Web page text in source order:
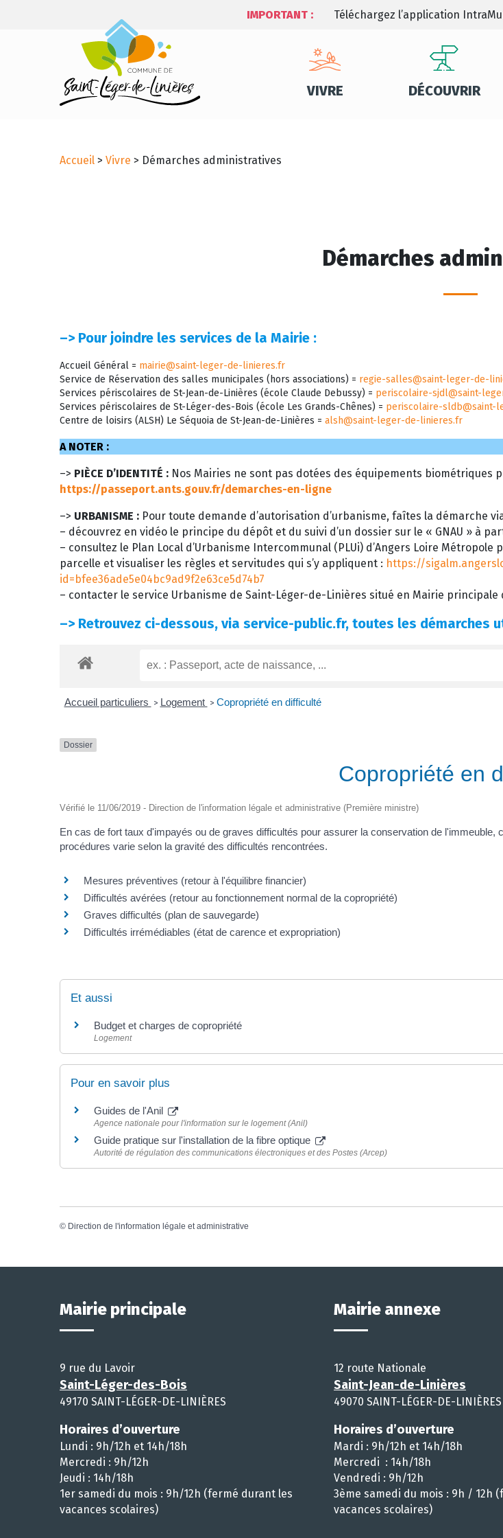
IMPORTANT : Téléchargez l’application
VIVRE DÉCOUVRIR
Accueil > Vivre > Démarches administratives
Démarches
–> Pour joindre les services de la Mairie :
Accueil Général = mairie@saint-leger-de-linieres.fr
Service de Réservation des salles municipales (hors associations) = regie-salles@saint-leger-de-
Services périscolaires de St-Jean-de-Linières (école Claude Debussy) = periscolaire-sjdl@saint-
Services périscolaires de St-Léger-des-Bois (école Les Grands-Chênes) = periscolaire-sldb@saint-
Centre de loisirs (ALSH) Le Séquoia de St-Jean-de-Linières = alsh@saint-leger-de-linieres.fr
A NOTER :
–> PIÈCE D’IDENTITÉ : Nos Mairies ne sont pas dotées des équipements biométriques
https://passeport.ants.gouv.fr/demarches-en-ligne
–> URBANISME : Pour toute demande d’autorisation d’urbanisme, faîtes la démarche via
– découvrez en vidéo le principe du dépôt et du suivi d’un dossier sur le « GNAU » à
– consultez le Plan Local d’Urbanisme Intercommunal (PLUi) d’Angers Loire
parcelle et visualiser les règles et servitudes qui s’y appliquent : https://
id=bfee36ade5e04bc9ad9f2e63ce5d74b7
– contacter le service Urbanisme de Saint-Léger-de-Linières situé en Mairie principale
–> Retrouvez ci-dessous, via service-public.fr, toutes les démarches
Accueil particuliers > Logement > Copropriété en difficulté
Dossier
Copropriété en
Vérifié le 11/06/2019 - Direction de l'information légale et administrative (Première ministre)
En cas de fort taux d'impayés ou de graves difficultés pour assurer la conservation de
procédures varie selon la gravité des difficultés rencontrées.
Mesures préventives (retour à l'équilibre financier)
Difficultés avérées (retour au fonctionnement normal de la copropriété)
Graves difficultés (plan de sauvegarde)
Difficultés irrémédiables (état de carence et expropriation)
Et aussi
Budget et charges de copropriété
Logement
Pour en savoir plus
Guides de l'Anil
Agence nationale pour l'information sur le logement (Anil)
Guide pratique sur l'installation de la fibre optique
Autorité de régulation des communications électroniques et des Postes (Arcep)
© Direction de l'information légale et administrative
Mairie principale
9 rue du Lavoir
Saint-Léger-des-Bois
49170 SAINT-LÉGER-DE-LINIÈRES
Horaires d’ouverture
Lundi : 9h/12h et 14h/18h
Mercredi : 9h/12h
Jeudi : 14h/18h
1er samedi du mois : 9h/12h (fermé durant les
vacances scolaires)
Mairie annexe
12 route Nationale
Saint-Jean-de-Linières
49070 SAINT-LÉGER-DE-LINIÈRES
Horaires d’ouverture
Mardi : 9h/12h et 14h/18h
Mercredi : 14h/18h
Vendredi : 9h/12h
3ème samedi du mois : 9h / 12h
vacances scolaires)